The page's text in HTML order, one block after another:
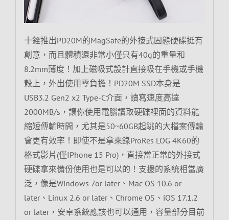
十銓推出PD20M的MagSafe的外接式固態硬碟挺有
創意，而且體積還非常小僅只有40g的重量和
8.2mm薄度！加上磁吸式設計直接吸在手機或手機
殼上，外出使用零負擔！PD20M SSD本身是
USB3.2 Gen2 x2 Type-C介面，讀寫速度高達
2000MB/s，讓你使用電腦讀取硬碟裡面的資料能
縮短傳輸時間，尤其是50~60GB起跳的大檔案傳輸
會更有效率！即使不是拿來錄ProRes LOG 4K60的
格式影片(僅IPhone 15 Pro)，直接當正常的外接式
硬碟拿來備份使用也是可以的！支援的系統相當廣
泛，像是Windows 7or later、Mac OS 10.6 or
later、Linux 2.6 or later、Chrome OS、iOS 17.1.2
or later，安卓系統應該也可以通用，容量部分目前